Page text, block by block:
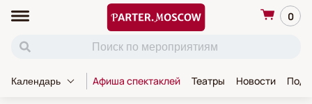
0
Календарь Афиша спектаклей Театры Новости